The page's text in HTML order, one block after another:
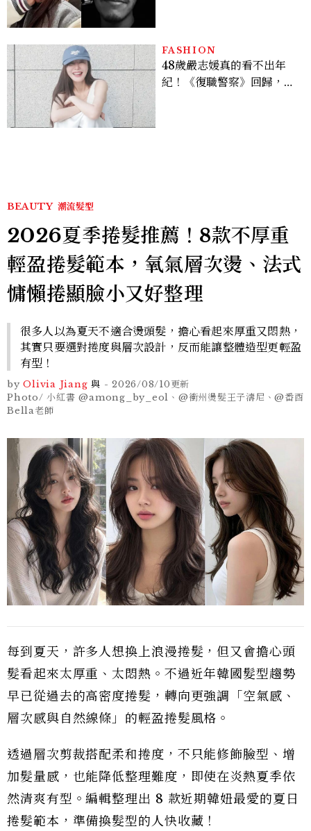
FASHION
48歲嚴志媛真的看不出年
紀！《復職警察》回歸，5
BEAUTY 潮流髮型
2026夏季捲髮推薦！8款不厚重
輕盈捲髮範本，氧氣層次燙、法式
慵懶捲顯臉小又好整理
很多人以為夏天不適合燙頭髮，擔心看起來厚重又悶熱，
其實只要選對捲度與層次設計，反而能讓整體造型更輕盈
有型！
by Olivia Jiang 與 - 2026/08/10更新
Photo/ 小紅書 @among_by_eol、@衝州燙髮王子濤尼、@番酉
Bella老師
每到夏天，許多人想換上浪漫捲髮，但又會擔心頭
髮看起來太厚重、太悶熱。不過近年韓國髮型趨勢
早已從過去的高密度捲髮，轉向更強調「空氣感、
層次感與自然線條」的輕盈捲髮風格。
透過層次剪裁搭配柔和捲度，不只能修飾臉型、增
加髮量感，也能降低整理難度，即使在炎熱夏季依
然清爽有型。編輯整理出 8 款近期韓妞最愛的夏日
捲髮範本，準備換髮型的人快收藏！